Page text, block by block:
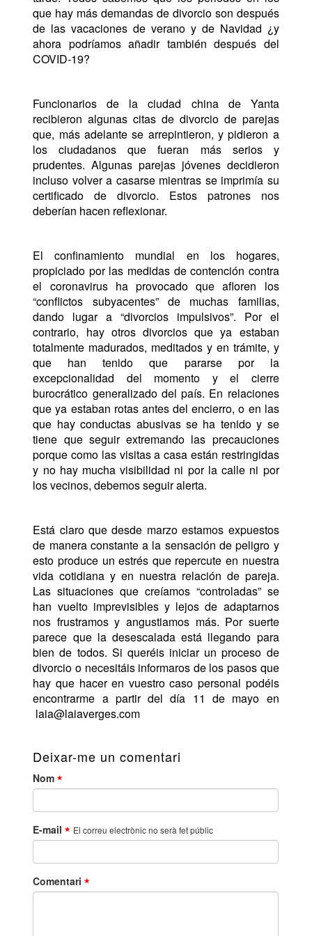
que hay más demandas de divorcio son después
de las vacaciones de verano y de Navidad ¿y
ahora podríamos añadir también después del
COVID-19?
Funcionarios de la ciudad china de Yanta
recibieron algunas citas de divorcio de parejas
que, más adelante se arrepintieron, y pidieron a
los ciudadanos que fueran más serios y
prudentes. Algunas parejas jóvenes decidieron
incluso volver a casarse mientras se imprimía su
certificado de divorcio. Estos patrones nos
deberían hacen reflexionar.
El confinamiento mundial en los hogares,
propiciado por las medidas de contención contra
el coronavirus ha provocado que afloren los
“conflictos subyacentes” de muchas familias,
dando lugar a “divorcios impulsivos”. Por el
contrario, hay otros divorcios que ya estaban
totalmente madurados, meditados y en trámite, y
que han tenido que pararse por la
excepcionalidad del momento y el cierre
burocrático generalizado del país. En relaciones
que ya estaban rotas antes del encierro, o en las
que hay conductas abusivas se ha tenido y se
tiene que seguir extremando las precauciones
porque como las visitas a casa están restringidas
y no hay mucha visibilidad ni por la calle ni por
los vecinos, debemos seguir alerta.
Está claro que desde marzo estamos expuestos
de manera constante a la sensación de peligro y
esto produce un estrés que repercute en nuestra
vida cotidiana y en nuestra relación de pareja.
Las situaciones que creíamos “controladas” se
han vuelto imprevisibles y lejos de adaptarnos
nos frustramos y angustiamos más. Por suerte
parece que la desescalada está llegando para
bien de todos. Si queréis iniciar un proceso de
divorcio o necesitáis informaros de los pasos que
hay que hacer en vuestro caso personal podéis
encontrarme a partir del día 11 de mayo en
laia@laiaverges.com
Deixar-me un comentari